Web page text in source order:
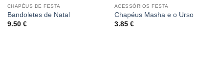
CHAPÉUS DE FESTA
Bandoletes de Natal
9.50 €
ACESSÓRIOS FESTA
Chapéus Masha e o Urso
3.85 €